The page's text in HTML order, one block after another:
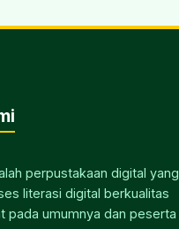
perpustakaan digital yang
literasi digital berkualitas
pada umumnya dan peserta